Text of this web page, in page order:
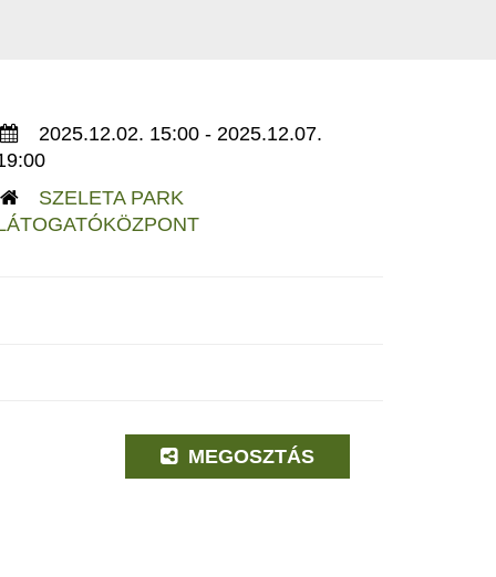
2025.12.02. 15:00 - 2025.12.07.
SZELETA PARK
MEGOSZTÁS